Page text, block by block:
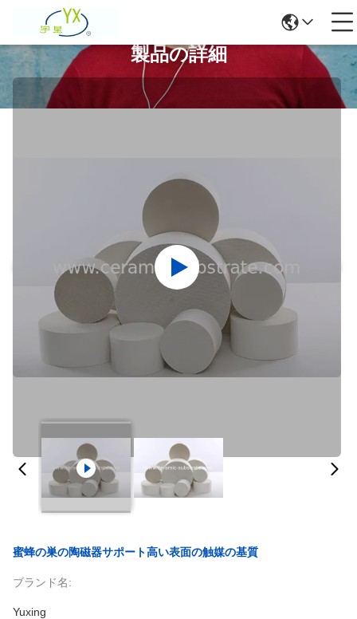
製品の詳細
蜜蜂の巣の陶磁器サポート高い表面の触媒の基質
ブランド名:
Yuxing